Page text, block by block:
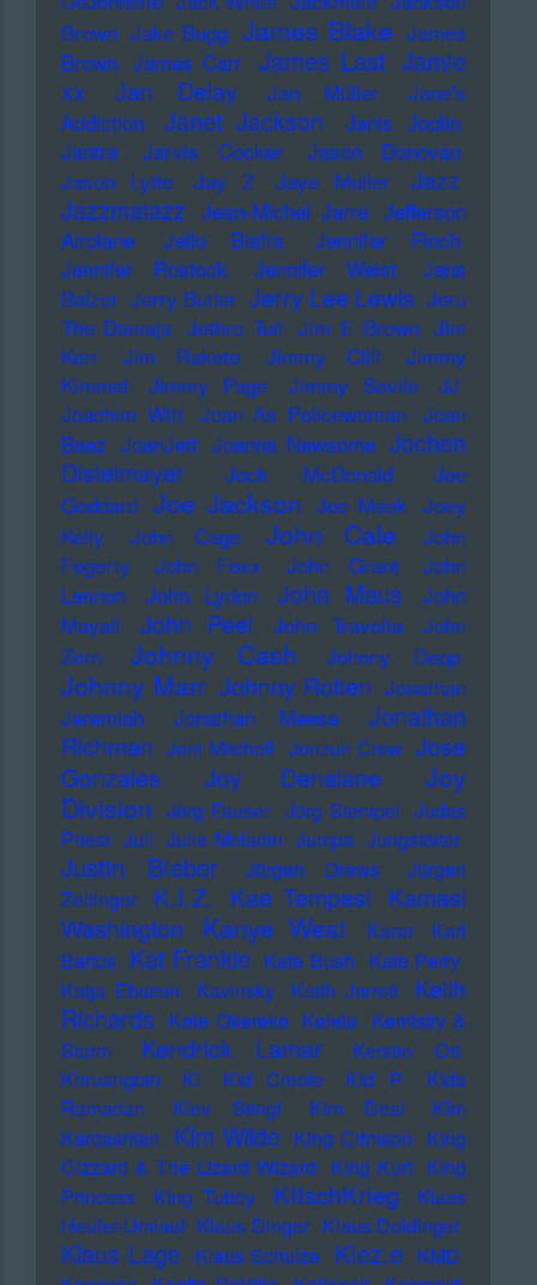
Brown Jake Bugg James Blake James
Brown James Carr James Last Jamie
xx
Jan Delay Jan Müller
Jane's
Addiction
Janet Jackson
Janis Joplin
Jantra
Jarvis Cocker
Jason Donovan
Jason Lytle
Jay Z Jaye Muller
Jazz
Jazzmatazz Jean-Michel Jarre Jefferson
Airplane
Jello Biafra
Jennifer Finch
Jennifer Rostock
Jennifer Weist
Jens
Balzer Jerry Butler Jerry Lee Lewis Jeru
The Damaja Jethro Tull Jim E Brown Jim
Kerr
Jim Rakete Jimmy Cliff
Jimmy
Kimmel
Jimmy Page Jimmy Savile
JJ
Joachim Witt Joan As Policewoman Joan
Baez JoanJett Joanna Newsome Jochen
Distelmayer
Jock McDonald
Joe
Goddard Joe Jackson Joe Meek Joey
Kelly
John Cage John Cale
John
Fogerty
John Foxx John Grant
John
Lennon
John Lydon John Maus
John
Mayall
John Peel John Travolta
John
Zorn
Johnny Cash Johnny Depp
Johnny Marr Johnny Rotten Jonathan
Jeremiah
Jonathan Meese
Jonathan
Richman Joni Mitchell Jonzun Crew Jose
Gonzales
Joy Denalane
Joy
Division Jörg Fauser Jörg Stempel Judas
Priest Juli Julia Meladin Jumpa Jungstötter
Justin Bieber Jürgen Drews
Jürgen
Zeltinger
K.I.Z. Kae Tempest Kamasi
Washington
Kanye West Karat
Karl
Bartos Kat Frankie Kate Bush Kate Perry
Katja Ebstein
Kavinsky Keith Jarrett
Keith
Richards Kele Okereke Kelela Kemistry &
Storm
Kendrick Lamar
Kerstin Ott
Khruangbin
KI KId Creole KId P.
KIda
Ramadan
KIev Stingl KIm Deal
KIm
Kardashian KIm Wilde KIng Crimson KIng
Gizzard & The Lizard Wizard KIng Kurt KIng
Princess
KIng Tubby KItschKrieg
Klaas
Heufer-Umlauf Klaus Dinger Klaus Doldinger
Klaus Lage Klaus Schulze Klez.e KMD